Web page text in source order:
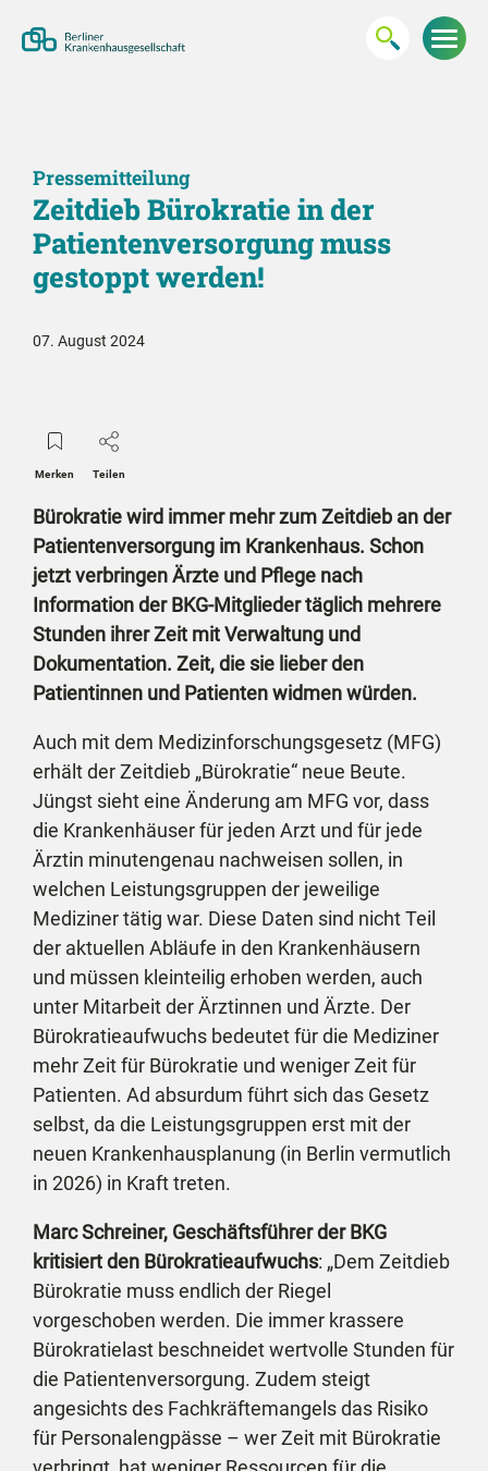
Pressemitteilung
Zeitdieb Bürokratie in der
Patientenversorgung muss
gestoppt werden!
07. August 2024
Merken Teilen
Bürokratie wird immer mehr zum Zeitdieb an der
Patientenversorgung im Krankenhaus. Schon
jetzt verbringen Ärzte und Pflege nach
Information der BKG-Mitglieder täglich mehrere
Stunden ihrer Zeit mit Verwaltung und
Dokumentation. Zeit, die sie lieber den
Patientinnen und Patienten widmen würden.
Auch mit dem Medizinforschungsgesetz (MFG)
erhält der Zeitdieb „Bürokratie“ neue Beute.
Jüngst sieht eine Änderung am MFG vor, dass
die Krankenhäuser für jeden Arzt und für jede
Ärztin minutengenau nachweisen sollen, in
welchen Leistungsgruppen der jeweilige
Mediziner tätig war. Diese Daten sind nicht Teil
der aktuellen Abläufe in den Krankenhäusern
und müssen kleinteilig erhoben werden, auch
unter Mitarbeit der Ärztinnen und Ärzte. Der
Bürokratieaufwuchs bedeutet für die Mediziner
mehr Zeit für Bürokratie und weniger Zeit für
Patienten. Ad absurdum führt sich das Gesetz
selbst, da die Leistungsgruppen erst mit der
neuen Krankenhausplanung (in Berlin vermutlich
in 2026) in Kraft treten.
Marc Schreiner, Geschäftsführer der BKG
kritisiert den Bürokratieaufwuchs: „Dem Zeitdieb
Bürokratie muss endlich der Riegel
vorgeschoben werden. Die immer krassere
Bürokratielast beschneidet wertvolle Stunden für
die Patientenversorgung. Zudem steigt
angesichts des Fachkräftemangels das Risiko
für Personalengpässe – wer Zeit mit Bürokratie